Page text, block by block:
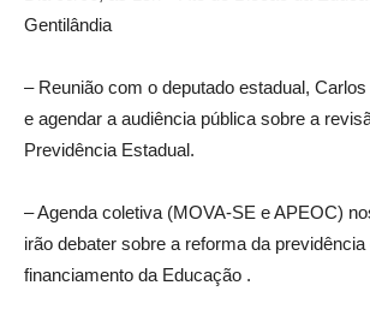
Gentilândia
– Reunião com o deputado estadual,
e agendar a audiência pública sobre a
Previdência Estadual.
– Agenda coletiva (MOVA-SE e APEOC)
irão debater sobre a reforma da
financiamento da Educação .